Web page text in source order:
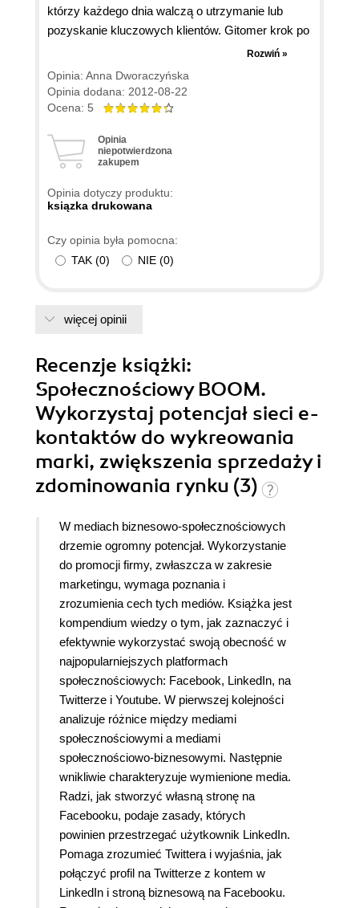
którzy każdego dnia walczą o utrzymanie lub
pozyskanie kluczowych klientów. Gitomer krok po
kroku pokazuje oraz uczy jak efektywnie
wykorzystać media społecznościowe w biznesie.
Autor wielokrotnie udowadnia, że nie możemy już
dłużej ignorować zmian zachodzących wokół nas,
osiągnąć prawdziwy potencjał w brutalnym
świecie biznesu.
Rozwiń »
Opinia: Anna Dworaczyńska
Opinia dodana: 2012-08-22
Ocena: 5
Opinia
niepotwierdzona
zakupem
Opinia dotyczy produktu:
ksiązka drukowana
Czy opinia była pomocna:
TAK (0) NIE (0)
więcej opinii
Recenzje książki:
Społecznościowy BOOM.
Wykorzystaj potencjał sieci e-
kontaktów do wykreowania
marki, zwiększenia sprzedaży i
zdominowania rynku (3)
W mediach biznesowo-społecznościowych
drzemie ogromny potencjał. Wykorzystanie
do promocji firmy, zwłaszcza w zakresie
marketingu, wymaga poznania i
zrozumienia cech tych mediów. Książka jest
kompendium wiedzy o tym, jak zaznaczyć i
efektywnie wykorzystać swoją obecność w
najpopularniejszych platformach
społecznościowych: Facebook, LinkedIn, na
Twitterze i Youtube. W pierwszej kolejności
analizuje różnice między mediami
społecznościowymi a mediami
społecznościowo-biznesowymi. Następnie
wnikliwie charakteryzuje wymienione media.
Radzi, jak stworzyć własną stronę na
Facebooku, podaje zasady, których
powinien przestrzegać użytkownik LinkedIn.
Pomaga zrozumieć Twittera i wyjaśnia, jak
połączyć profil na Twitterze z kontem w
LinkedIn i stroną biznesową na Facebooku.